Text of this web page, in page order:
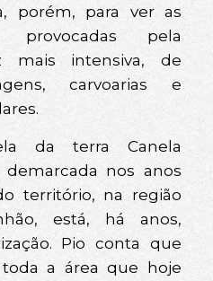
porém, para ver as
provocadas pela
mais intensiva, de
carvoarias e
da terra Canela
nos anos
território, na região
está, há anos,
Pio conta que
a área que hoje